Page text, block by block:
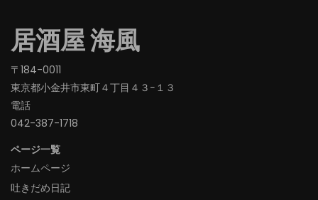
居酒屋 海風
〒184-0011
東京都小金井市東町４丁目４３−１３
電話
042-387-1718‬
ページ一覧
ホームページ
吐きだめ日記